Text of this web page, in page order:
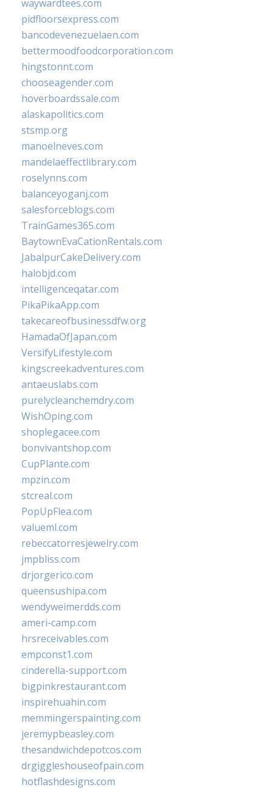
waywardtees.com
pidfloorsexpress.com
bancodevenezuelaen.com
bettermoodfoodcorporation.com
hingstonnt.com
chooseagender.com
hoverboardssale.com
alaskapolitics.com
stsmp.org
manoelneves.com
mandelaeffectlibrary.com
roselynns.com
balanceyoganj.com
salesforceblogs.com
TrainGames365.com
BaytownEvaCationRentals.com
JabalpurCakeDelivery.com
halobjd.com
intelligenceqatar.com
PikaPikaApp.com
takecareofbusinessdfw.org
HamadaOfJapan.com
VersifyLifestyle.com
kingscreekadventures.com
antaeuslabs.com
purelycleanchemdry.com
WishOping.com
shoplegacee.com
bonvivantshop.com
CupPlante.com
mpzin.com
stcreal.com
PopUpFlea.com
valueml.com
rebeccatorresjewelry.com
jmpbliss.com
drjorgerico.com
queensushipa.com
wendyweimerdds.com
ameri-camp.com
hrsreceivables.com
empconst1.com
cinderella-support.com
bigpinkrestaurant.com
inspirehuahin.com
memmingerspainting.com
jeremypbeasley.com
thesandwichdepotcos.com
drgiggleshouseofpain.com
hotflashdesigns.com